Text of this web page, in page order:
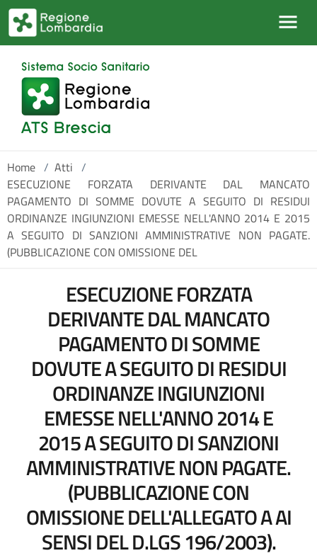
Salta al contenuto principale
Home / Atti /
ESECUZIONE FORZATA DERIVANTE DAL MANCATO
PAGAMENTO DI SOMME DOVUTE A SEGUITO DI RESIDUI
ORDINANZE INGIUNZIONI EMESSE NELL'ANNO 2014 E 2015
A SEGUITO DI SANZIONI AMMINISTRATIVE NON PAGATE.
(PUBBLICAZIONE CON OMISSIONE DEL
ESECUZIONE FORZATA
DERIVANTE DAL MANCATO
PAGAMENTO DI SOMME
DOVUTE A SEGUITO DI RESIDUI
ORDINANZE INGIUNZIONI
EMESSE NELL'ANNO 2014 E
2015 A SEGUITO DI SANZIONI
AMMINISTRATIVE NON PAGATE.
(PUBBLICAZIONE CON
OMISSIONE DELL'ALLEGATO A AI
SENSI DEL D.LGS 196/2003).